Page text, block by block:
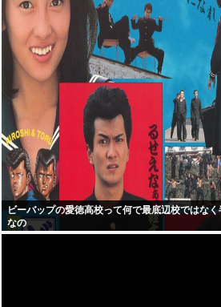
ビーバップの愛徳高校って何で最底辺校ではな
なの